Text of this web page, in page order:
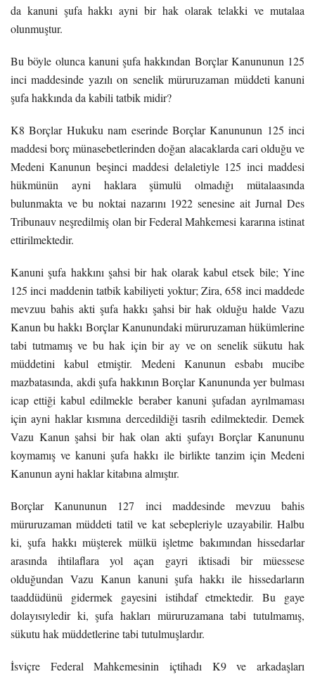
da kanuni şufa hakkı ayni bir hak olarak telakki ve mutalaa
olunmuştur.
Bu böyle olunca kanuni şufa hakkından Borçlar Kanununun 125
inci maddesinde yazılı on senelik müruruzaman müddeti kanuni
şufa hakkında da kabili tatbik midir?
K8 Borçlar Hukuku nam eserinde Borçlar Kanununun 125 inci
maddesi borç münasebetlerinden doğan alacaklarda cari olduğu ve
Medeni Kanunun beşinci maddesi delaletiyle 125 inci maddesi
hükmünün ayni haklara şümulü olmadığı mütalaasında
bulunmakta ve bu noktai nazarını 1922 senesine ait Jurnal Des
Tribunauv neşredilmiş olan bir Federal Mahkemesi kararına istinat
ettirilmektedir.
Kanuni şufa hakkını şahsi bir hak olarak kabul etsek bile; Yine
125 inci maddenin tatbik kabiliyeti yoktur; Zira, 658 inci maddede
mevzuu bahis akti şufa hakkı şahsi bir hak olduğu halde Vazu
Kanun bu hakkı Borçlar Kanunundaki müruruzaman hükümlerine
tabi tutmamış ve bu hak için bir ay ve on senelik sükutu hak
müddetini kabul etmiştir. Medeni Kanunun esbabı mucibe
mazbatasında, akdi şufa hakkının Borçlar Kanununda yer bulması
icap ettiği kabul edilmekle beraber kanuni şufadan ayrılmaması
için ayni haklar kısmına dercedildiği tasrih edilmektedir. Demek
Vazu Kanun şahsi bir hak olan akti şufayı Borçlar Kanununu
koymamış ve kanuni şufa hakkı ile birlikte tanzim için Medeni
Kanunun ayni haklar kitabına almıştır.
Borçlar Kanununun 127 inci maddesinde mevzuu bahis
müruruzaman müddeti tatil ve kat sebepleriyle uzayabilir. Halbu
ki, şufa hakkı müşterek mülkü işletme bakımından hissedarlar
arasında ihtilaflara yol açan gayri iktisadi bir müessese
olduğundan Vazu Kanun kanuni şufa hakkı ile hissedarların
taaddüdünü gidermek gayesini istihdaf etmektedir. Bu gaye
dolayısıyledir ki, şufa hakları müruruzamana tabi tutulmamış,
sükutu hak müddetlerine tabi tutulmuşlardır.
İsviçre Federal Mahkemesinin içtihadı K9 ve arkadaşları